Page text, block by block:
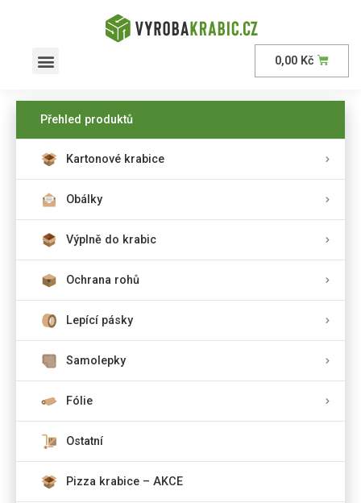
0,00 Kč
Přehled produktů
Kartonové krabice
Obálky
Výplně do krabic
Ochrana rohů
Lepící pásky
Samolepky
Fólie
Ostatní
Pizza krabice – AKCE